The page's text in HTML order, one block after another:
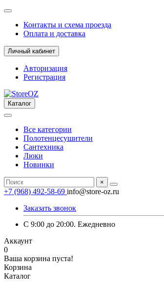
Контакты и схема проезда
Оплата и доставка
Личный кабинет
Авторизация
Регистрация
Каталог
Все категории
Полотенцесушители
Сантехника
Люки
Новинки
×
+7 (968) 492-58-69 info@store-oz.ru
Заказать звонок
C 9:00 до 20:00. Ежедневно
Аккаунт
0
Ваша корзина пуста!
Корзина
Каталог